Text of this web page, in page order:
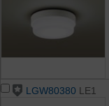
LGW80380 LE1